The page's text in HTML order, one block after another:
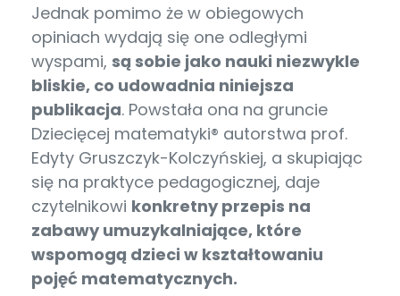
Jednak pomimo że w obiegowych
opiniach wydają się one odległymi
wyspami, są sobie jako nauki niezwykle
bliskie, co udowadnia niniejsza
publikacja. Powstała ona na gruncie
Dziecięcej matematyki® autorstwa prof.
Edyty Gruszczyk-Kolczyńskiej, a skupiając
się na praktyce pedagogicznej, daje
czytelnikowi konkretny przepis na
zabawy umuzykalniające, które
wspomogą dzieci w kształtowaniu
pojęć matematycznych.